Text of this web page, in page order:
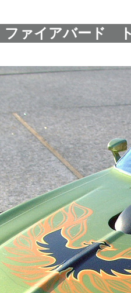
ァイアバード